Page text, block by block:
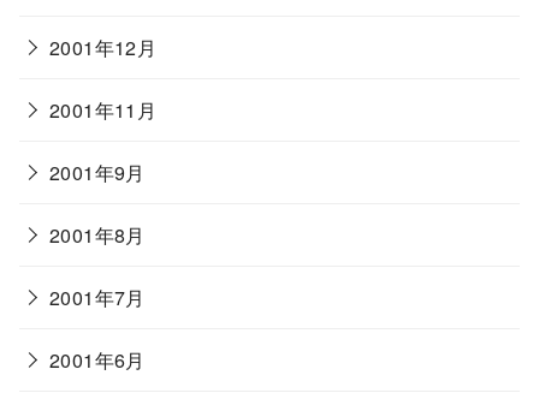
2001年12月
2001年11月
2001年9月
2001年8月
2001年7月
2001年6月